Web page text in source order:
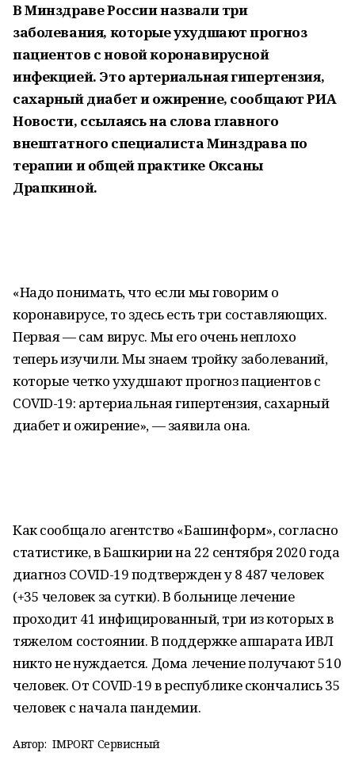
В Минздраве России назвали три
заболевания, которые ухудшают прогноз
пациентов с новой коронавирусной
инфекцией. Это артериальная гипертензия,
сахарный диабет и ожирение, сообщают РИА
Новости, ссылаясь на слова главного
внештатного специалиста Минздрава по
терапии и общей практике Оксаны
Драпкиной.
«Надо понимать, что если мы говорим о
коронавирусе, то здесь есть три составляющих.
Первая — сам вирус. Мы его очень неплохо
теперь изучили. Мы знаем тройку заболеваний,
которые четко ухудшают прогноз пациентов с
COVID-19: артериальная гипертензия, сахарный
диабет и ожирение», — заявила она.
Как сообщало агентство «Башинформ», согласно
статистике, в Башкирии на 22 сентября 2020 года
диагноз COVID-19 подтвержден у 8 487 человек
(+35 человек за сутки). В больнице лечение
проходит 41 инфицированный, три из которых в
тяжелом состоянии. В поддержке аппарата ИВЛ
никто не нуждается. Дома лечение получают 510
человек. От COVID-19 в республике скончались 35
человек с начала пандемии.
Автор: IMPORT Сервисный